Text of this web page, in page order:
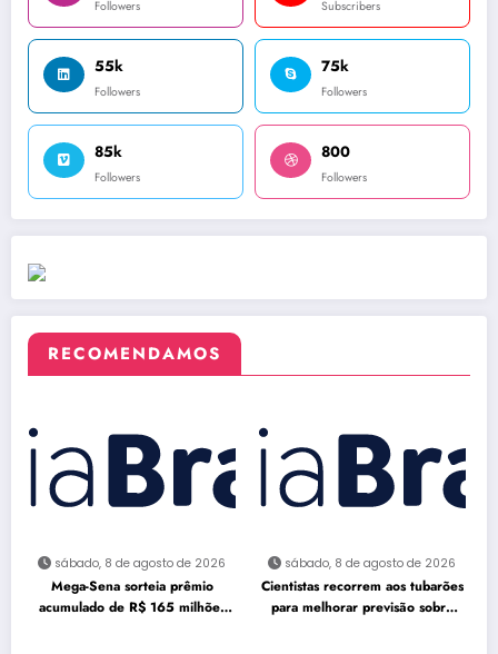
Followers Subscribers
55k
Followers
75k
Followers
85k
Followers
800
Followers
RECOMENDAMOS
sábado, 8 de agosto de 2026
Mega-Sena sorteia prêmio
acumulado de R$ 165 milhões
sábado, 8 de agosto de 2026
Cientistas recorrem aos tubarões
para melhorar previsão sobre